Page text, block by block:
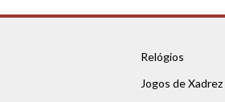
Relógios
Jogos de Xadrez